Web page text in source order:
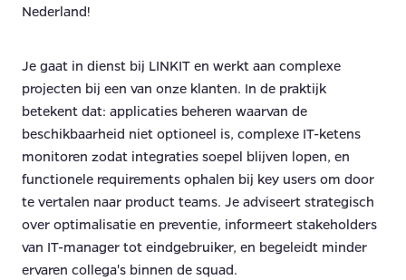
Nederland!
Je gaat in dienst bij LINKIT en werkt aan complexe
projecten bij een van onze klanten. In de praktijk
betekent dat: applicaties beheren waarvan de
beschikbaarheid niet optioneel is, complexe IT-ketens
monitoren zodat integraties soepel blijven lopen, en
functionele requirements ophalen bij key users om door
te vertalen naar product teams. Je adviseert strategisch
over optimalisatie en preventie, informeert stakeholders
van IT-manager tot eindgebruiker, en begeleidt minder
ervaren collega's binnen de squad.